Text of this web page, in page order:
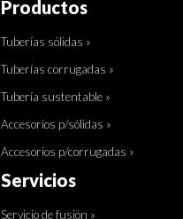
Productos
Tuberías sólidas »
Tuberías corrugadas »
Tubería sustentable »
Accesorios p/sólidas »
Accesorios p/corrugadas »
Servicios
Servicio de fusión »